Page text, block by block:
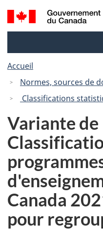
Recherche
et
Accueil
Normes, sources de
Classifications
Variante de
Canada
pour